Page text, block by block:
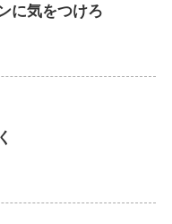
に気をつけろ